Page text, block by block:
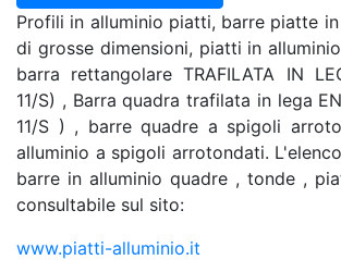
Profili in alluminio piatti, barre piatte
di grosse dimensioni, piatti in
barra rettangolare TRAFILATA IN
11/S) , Barra quadra trafilata in lega
11/S ) , barre quadre a spigoli
alluminio a spigoli arrotondati.
barre in alluminio quadre , tonde ,
consultabile sul sito:
www.piatti-alluminio.it